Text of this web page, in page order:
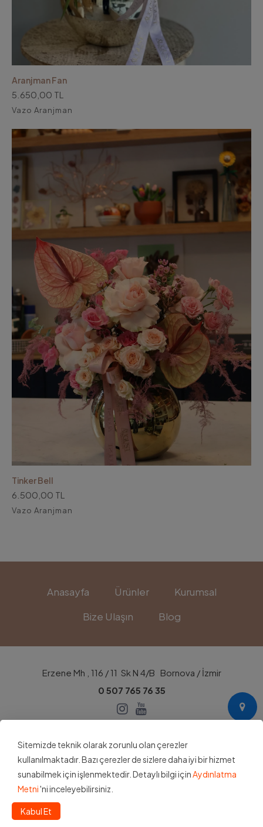
Aranjman Fan
5.650,00 TL
Vazo Aranjman
Tinker Bell
6.500,00 TL
Vazo Aranjman
Anasayfa Ürünler
Kurumsal
Bize Ulaşın
Blog
Erzene Mh , 116 / 11 Sk N 4/B Bornova / İzmir
0 507 765 76 35
Aydınlatma Metni Kişisel Verilerin Korunması Kanunu
Mesafeli Satış Sözleşmesi
Üyelik
Sitemizde teknik olarak zorunlu olan çerezler
kullanılmaktadır. Bazı çerezler de sizlere daha iyi bir hizmet
sunabilmek için işlenmektedir. Detaylı bilgi içinAydınlatma
Metni'ni inceleyebilirsiniz.
Kabul Et